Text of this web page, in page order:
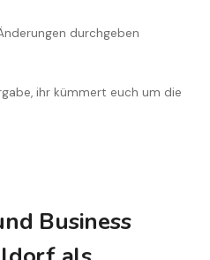
durchgeben
ihr kümmert euch um die
Business